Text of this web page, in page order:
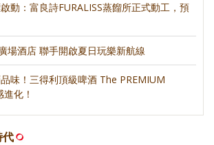
動：富良詩FURALISS蒸餾所正式動工，預
場酒店 聯手開啟夏日玩樂新航線
味！三得利頂級啤酒 The PREMIUM
化！
代